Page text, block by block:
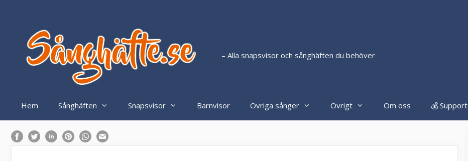
– Alla snapsvisor och sånghäften du behöver
Hem Sånghäften Snapsvisor Barnvisor Övriga sånger Övrigt Om oss 💰 Support